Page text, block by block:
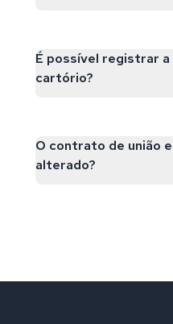
É possível registrar
cartório?
O contrato de união
alterado?